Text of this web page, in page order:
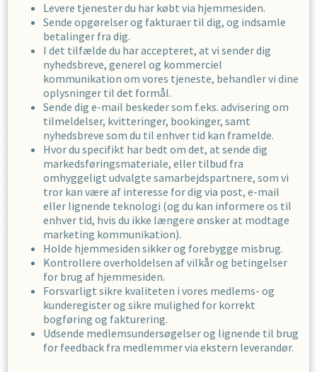
Levere tjenester du har købt via hjemmesiden.
Sende opgørelser og fakturaer til dig, og indsamle
betalinger fra dig.
I det tilfælde du har accepteret, at vi sender dig
nyhedsbreve, generel og kommerciel
kommunikation om vores tjeneste, behandler vi dine
oplysninger til det formål.
Sende dig e-mail beskeder som f.eks. advisering om
tilmeldelser, kvitteringer, bookinger, samt
nyhedsbreve som du til enhver tid kan framelde.
Hvor du specifikt har bedt om det, at sende dig
markedsføringsmateriale, eller tilbud fra
omhyggeligt udvalgte samarbejdspartnere, som vi
tror kan være af interesse for dig via post, e-mail
eller lignende teknologi (og du kan informere os til
enhver tid, hvis du ikke længere ønsker at modtage
marketing kommunikation).
Holde hjemmesiden sikker og forebygge misbrug.
Kontrollere overholdelsen af ​​vilkår og betingelser
for brug af hjemmesiden.
Forsvarligt sikre kvaliteten i vores medlems- og
kunderegister og sikre mulighed for korrekt
bogføring og fakturering.
Udsende medlemsundersøgelser og lignende til brug
for feedback fra medlemmer via ekstern leverandør.